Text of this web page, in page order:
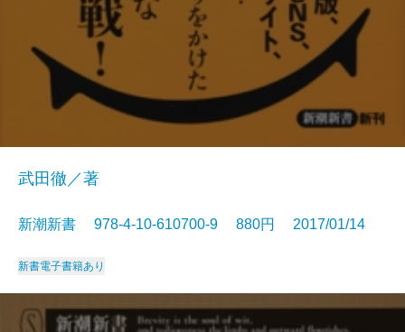
武田徹／著
新潮新書 978-4-10-610700-9 880円 2017/01/14
新書電子書籍あり